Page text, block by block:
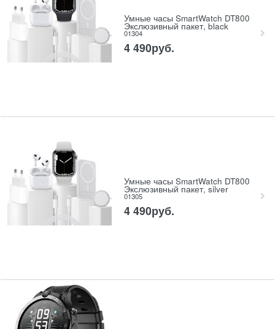
Умные часы SmartWatch DT800
Экслюзивный пакет, black
01304
4 490руб.
Умные часы SmartWatch DT800
Экслюзивный пакет, silver
01305
4 490руб.